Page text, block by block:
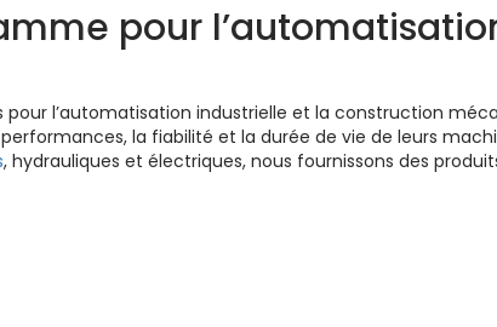
pour
l’automatisation industrielle et la construction
la fiabilité et la durée de vie de leurs
, hydrauliques et électriques, nous fournissons des